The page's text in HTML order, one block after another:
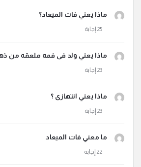
ماذا يعني فات الميعاد؟
ماذا يعني ولد فى فمه ملعقه من
ماذا يعني انتهازى ؟
ما معني فات الميعاد